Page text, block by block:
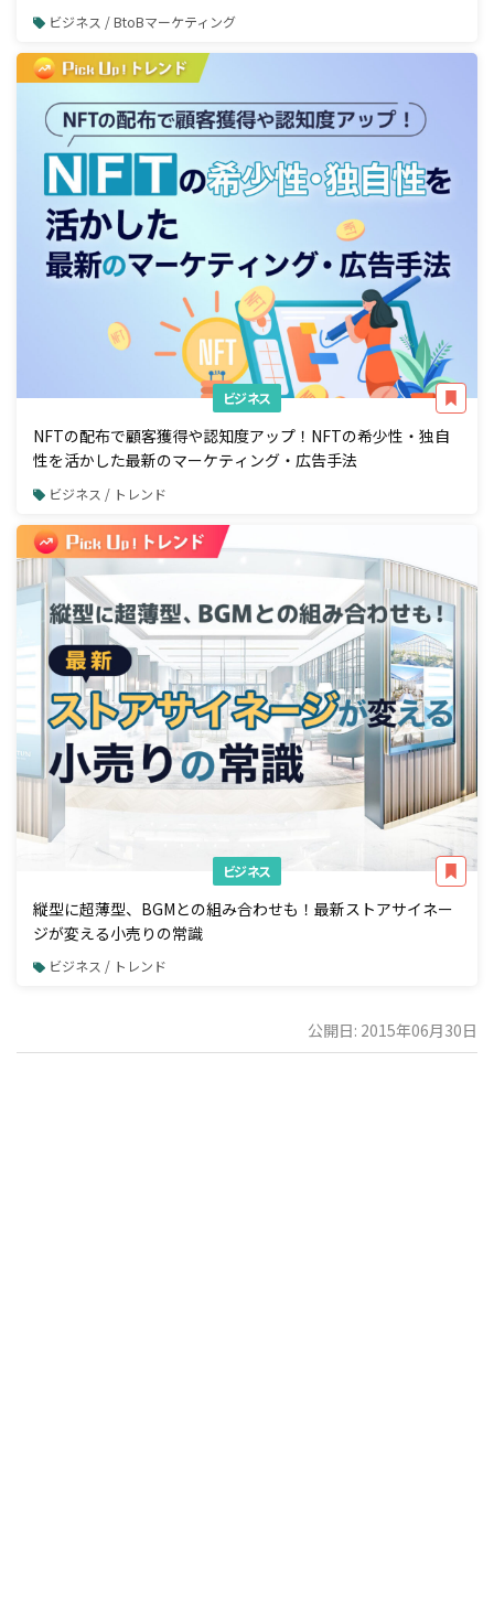
ビジネス / BtoBマーケティング
ビジネス
NFTの配布で顧客獲得や認知度アップ！NFTの希少性・独自
性を活かした最新のマーケティング・広告手法
ビジネス / トレンド
ビジネス
縦型に超薄型、BGMとの組み合わせも！最新ストアサイネー
ジが変える小売りの常識
ビジネス / トレンド
公開日: 2015年06月30日